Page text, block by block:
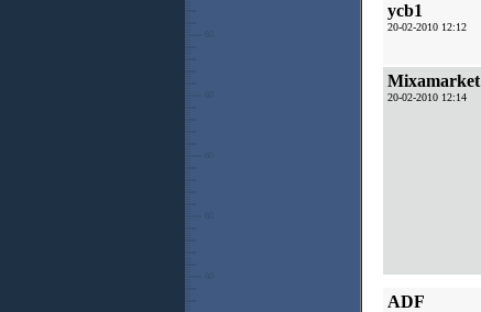
ycb1
20-02-2010 12:12
Mixamarket
20-02-2010 12:14
ADF